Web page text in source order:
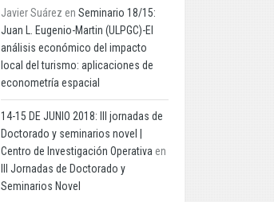
Javier Suárez en Seminario 18/15:
Juan L. Eugenio-Martin (ULPGC)-El
análisis económico del impacto
local del turismo: aplicaciones de
econometría espacial
14-15 DE JUNIO 2018: III jornadas de
Doctorado y seminarios novel |
Centro de Investigación Operativa en
III Jornadas de Doctorado y
Seminarios Novel